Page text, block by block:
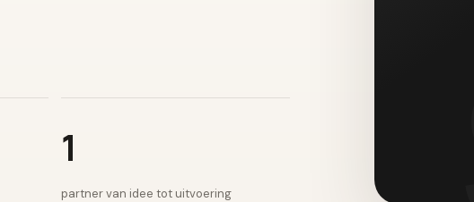
1
partner van idee tot uitvoering